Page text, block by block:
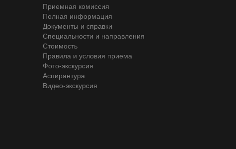
Приемная комиссия
Полная информация
Документы и справки
Специальности и направления
Стоимость
Правила и условия приема
Фото-экскурсия
Аспирантура
Видео-экскурсия